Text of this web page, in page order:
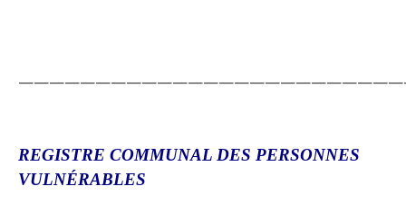
REGISTRE COMMUNAL DES PERSONNES
VULNÉRABLES